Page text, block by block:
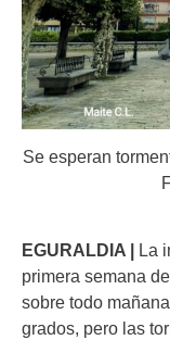
Se esperan
EGURALDIA | La
primera semana
sobre todo
grados, pero las